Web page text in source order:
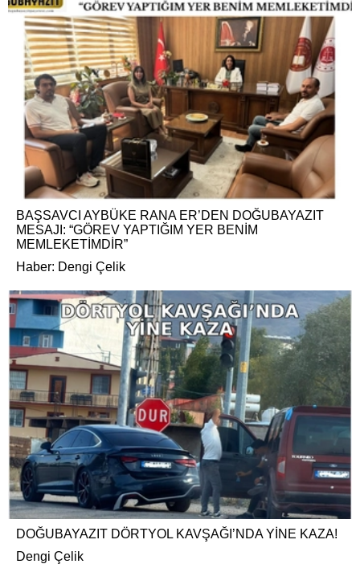
BAŞSAVCI AYBÜKE RANA ER’DEN DOĞUBAYAZIT
MESAJI: “GÖREV YAPTIĞIM YER BENİM
MEMLEKETİMDİR”
Haber: Dengi Çelik
DOĞUBAYAZIT DÖRTYOL KAVŞAĞI’NDA YİNE KAZA!
Dengi Çelik